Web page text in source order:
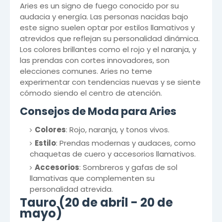
Aries es un signo de fuego conocido por su
audacia y energía. Las personas nacidas bajo
este signo suelen optar por estilos llamativos y
atrevidos que reflejan su personalidad dinámica.
Los colores brillantes como el rojo y el naranja, y
las prendas con cortes innovadores, son
elecciones comunes. Aries no teme
experimentar con tendencias nuevas y se siente
cómodo siendo el centro de atención.
Consejos de Moda para Aries
Colores: Rojo, naranja, y tonos vivos.
Estilo: Prendas modernas y audaces, como
chaquetas de cuero y accesorios llamativos.
Accesorios: Sombreros y gafas de sol
llamativas que complementen su
personalidad atrevida.
Tauro (20 de abril - 20 de
mayo)